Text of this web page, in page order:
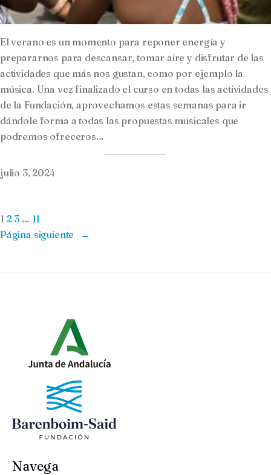
El verano es un momento para reponer energía y
prepararnos para descansar, tomar aire y disfrutar de las
actividades que más nos gustan, como por ejemplo la
música. Una vez finalizado el curso en todas las actividades
de la Fundación, aprovechamos estas semanas para ir
dándole forma a todas las propuestas musicales que
podremos ofreceros…
julio 3, 2024
1 2 3 … 11
Página siguiente
→
Navega